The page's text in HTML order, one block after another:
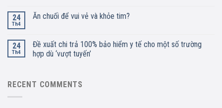
24
Th4
Ăn chuối để vui vẻ và khỏe tim?
24
Th4
Đề xuất chi trả 100% bảo hiểm y tế cho một số trường
hợp dù ‘vượt tuyến’
RECENT COMMENTS